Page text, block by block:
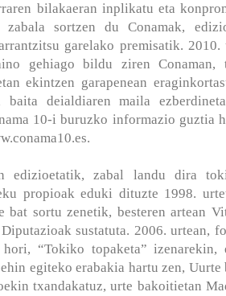
bilakaeran inplikatu eta
zabala sortzen du Conamak,
garelako premisatik.
gehiago bildu ziren Conaman,
ekintzen garapenean
baita deialdiaren maila
10-i buruzko informazio guztia
.
edizioetatik, zabal landu dira
propioak eduki dituzte 1998.
bat sortu zenetik, besteren artean
sustatuta. 2006. urtean,
“Tokiko topaketa” izenarekin,
egiteko erabakia hartu zen,
txandakatuz, urte bakoitietan